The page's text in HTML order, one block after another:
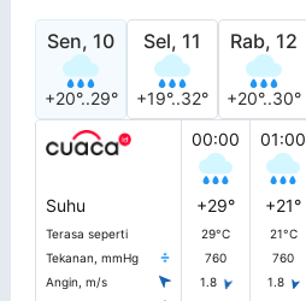
Sen, 10
+20°..29°
Sel, 11
+19°..32°
Rab, 12
+20°..30°
00:00
01:00
Suhu +29° +21°
Terasa seperti 29°C 21°C
Tekanan, mmHg
760 760
Angin, m/s
1.8 1.8